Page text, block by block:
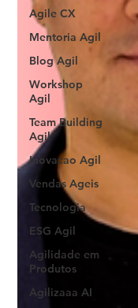
Agile CX
Mentoria Agil
Blog Agil
Workshop
Agil
Team Building
Agil
Inovacao Agil
Vendas Ageis
Tecnologia
ESG Agil
Agilidade em
Produtos
Agilizaaa AI